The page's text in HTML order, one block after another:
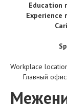
Education
Experience
Workplace
Главный офис